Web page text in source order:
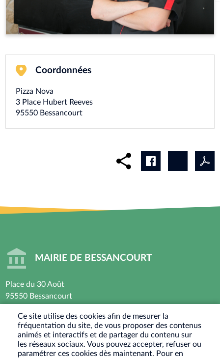
Coordonnées
Pizza Nova
3 Place Hubert Reeves
95550 Bessancourt
MAIRIE DE BESSANCOURT
Place du 30 Août
95550 Bessancourt
Horaires d’ouverture : Lundi - Mardi - Mercredi -
Vendredi
8h30 - 12h / 13h30-17h30
Ce site utilise des cookies afin de mesurer la
fréquentation du site, de vous proposer des contenus
animés et interactifs et de partager du contenu sur
les réseaux sociaux. Vous pouvez accepter, refuser ou
paramétrer ces cookies dès maintenant. Pour en